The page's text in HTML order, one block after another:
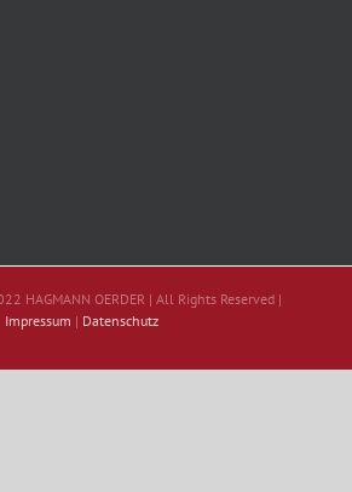
HAGMANN OERDER | All Rights Reserved |
Impressum | Datenschutz